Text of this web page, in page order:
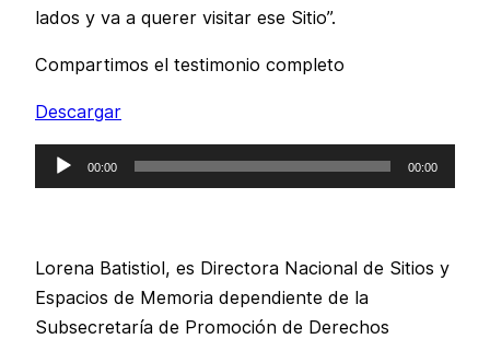
lados y va a querer visitar ese Sitio”.
Compartimos el testimonio completo
Descargar
Reproductor
de
00:00 00:00
Lorena Batistiol, es Directora Nacional de Sitios y
Espacios de Memoria dependiente de la
Subsecretaría de Promoción de Derechos